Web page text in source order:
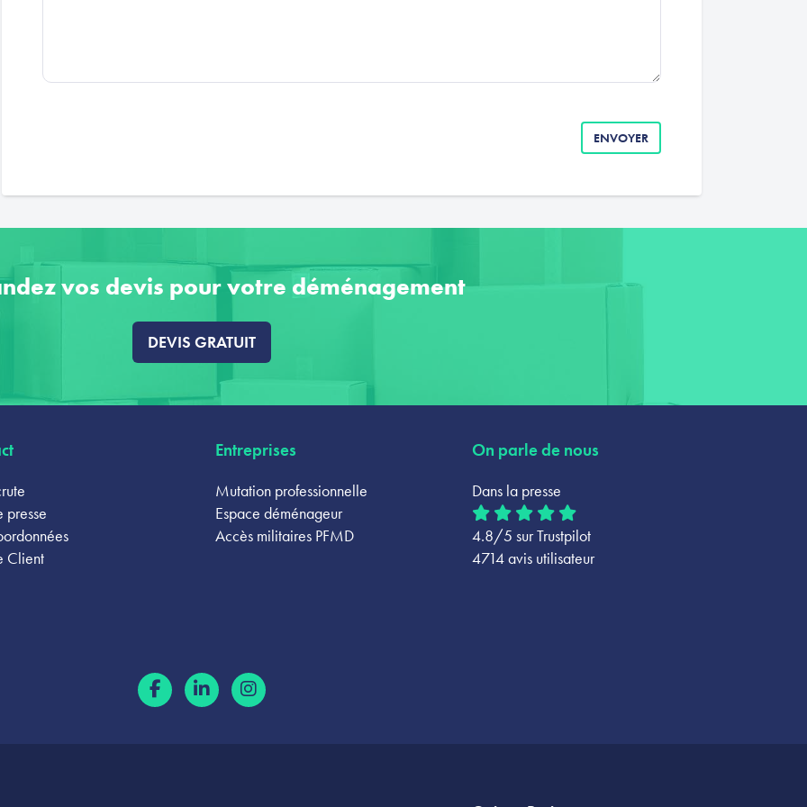
ENVOYER
vos devis pour votre déménagement
DEVIS GRATUIT
presse
Client
Entreprises
Mutation professionnelle
Espace déménageur
Accès militaires PFMD
On parle de nous
Dans la presse
4.8/5 sur Trustpilot
4714 avis utilisateur